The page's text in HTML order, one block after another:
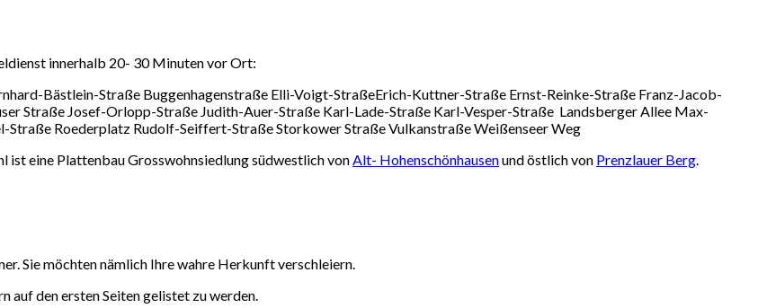
innerhalb 20- 30 Minuten vor Ort:
Bästlein-Straße Buggenhagenstraße Elli-Voigt-StraßeErich-Kuttner-Straße Ernst-Reinke-Straße Franz-Jacob-
Straße Josef-Orlopp-Straße Judith-Auer-Straße Karl-Lade-Straße Karl-Vesper-Straße Landsberger Allee Max-
Roederplatz Rudolf-Seiffert-Straße Storkower Straße Vulkanstraße Weißenseer Weg
ist eine Plattenbau Grosswohnsiedlung südwestlich vonAlt- Hohenschönhausenund östlich von Prenzlauer Berg.
Sie möchten nämlich Ihre wahre Herkunft verschleiern.
auf den ersten Seiten gelistet zu werden.